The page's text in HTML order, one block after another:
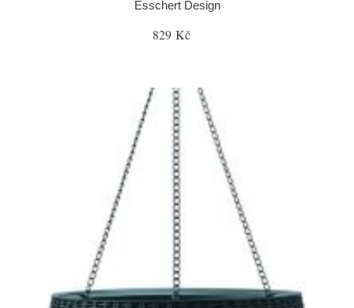
Esschert Design
829 Kč